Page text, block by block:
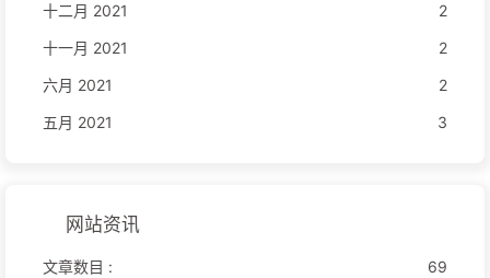
十二月 2021
2
十一月 2021
2
六月 2021
2
五月 2021
3
网站资讯
文章数目 :
69